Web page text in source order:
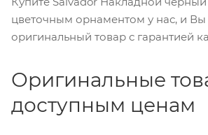
цветочным орнаментом у нас, и Вы
оригинальный товар с гарантией
Оригинальные
доступным ценам